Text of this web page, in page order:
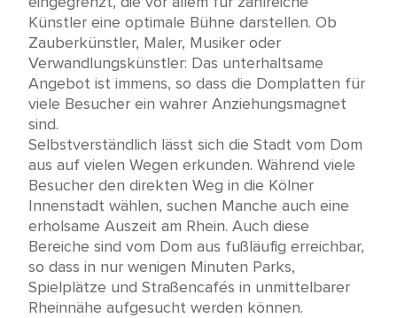
Künstler eine optimale Bühne darstellen. Ob
Zauberkünstler, Maler, Musiker oder
Verwandlungskünstler: Das unterhaltsame
Angebot ist immens, so dass die Domplatten für
viele Besucher ein wahrer Anziehungsmagnet
sind.
Selbstverständlich lässt sich die Stadt vom Dom
aus auf vielen Wegen erkunden. Während viele
Besucher den direkten Weg in die Kölner
Innenstadt wählen, suchen Manche auch eine
erholsame Auszeit am Rhein. Auch diese
Bereiche sind vom Dom aus fußläufig erreichbar,
so dass in nur wenigen Minuten Parks,
Spielplätze und Straßencafés in unmittelbarer
Rheinnähe aufgesucht werden können.